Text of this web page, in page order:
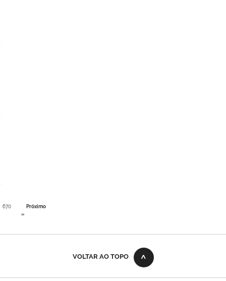
670
Próximo
»
VOLTAR AO TOPO